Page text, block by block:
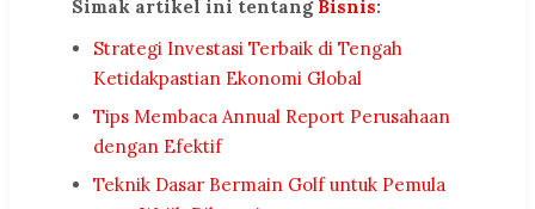
Simak artikel ini tentang Bisnis:
Strategi Investasi Terbaik di Tengah
Ketidakpastian Ekonomi Global
Tips Membaca Annual Report Perusahaan
dengan Efektif
Teknik Dasar Bermain Golf untuk Pemula